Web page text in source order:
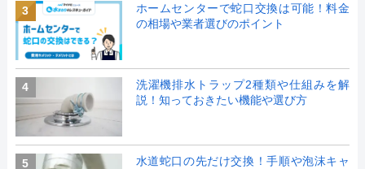
3
ホームセンターで蛇口交換は可能！料金
の相場や業者選びのポイント
4
洗濯機排水トラップ2種類や仕組みを解
説！知っておきたい機能や選び方
5
水道蛇口の先だけ交換！手順や泡沫キャ